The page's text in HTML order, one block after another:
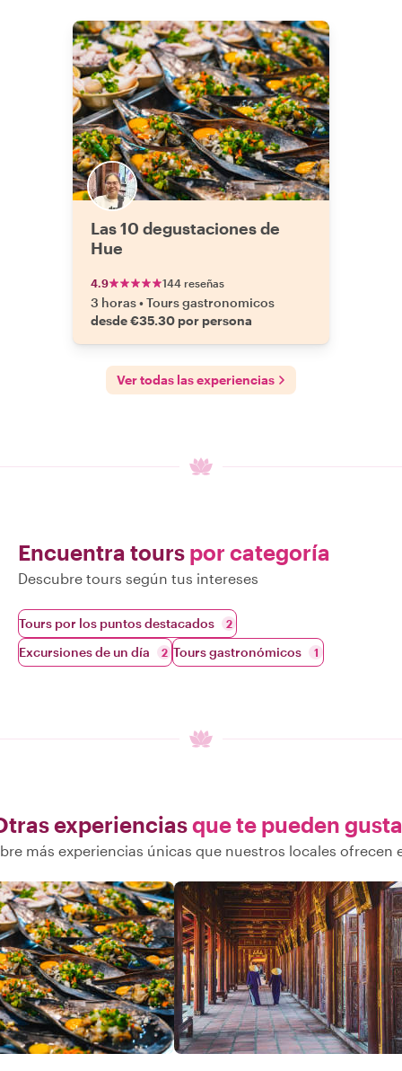
Las 10 degustaciones de
Hue
4.9 144 reseñas
3 horas•Tours gastronomicos
desde €35.30 por persona
Ver todas las experiencias
Encuentra tours por categoría
Descubre tours según tus intereses
Tours por los puntos destacados 2
Excursiones de un día 2 Tours gastronómicos 1
experienciasque te pueden
más experiencias únicas que nuestros locales ofrecen